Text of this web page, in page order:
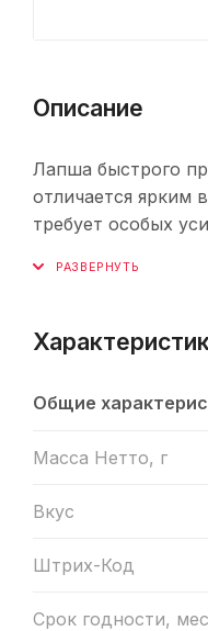
Описание
Лапша быстрого
отличается ярким
требует особых
Общие
Масса Нетто, г
Вкус
Штрих-Код
Срок годности, мес